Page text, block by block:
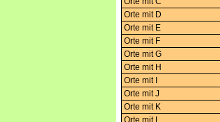
Orte mit D
Orte mit E
Orte mit F
Orte mit G
Orte mit H
Orte mit I
Orte mit J
Orte mit K
Orte mit L